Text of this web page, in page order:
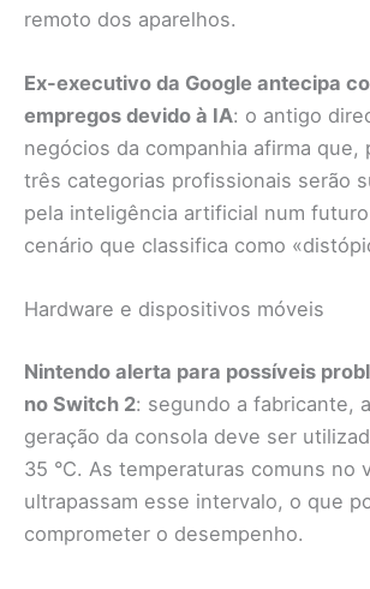
remoto dos aparelhos.
Ex-executivo da Google antecipa
empregos devido à IA: o antigo
negócios da companhia afirma que,
três categorias profissionais serão
pela inteligência artificial num
cenário que classifica como
Hardware e dispositivos móveis
Nintendo alerta para possíveis
no Switch 2: segundo a fabricante,
geração da consola deve ser
35 °C. As temperaturas comuns no
ultrapassam esse intervalo, o que
comprometer o desempenho.